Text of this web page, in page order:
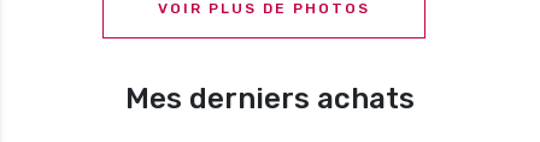
VOIR PLUS DE PHOTOS
Mes derniers achats